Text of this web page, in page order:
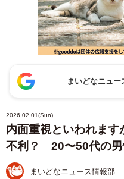
まいどなニュ
2026.02.01(Sun)
内面重視といわれま
不利？ 20〜50代の男
まいどなニュース情報部